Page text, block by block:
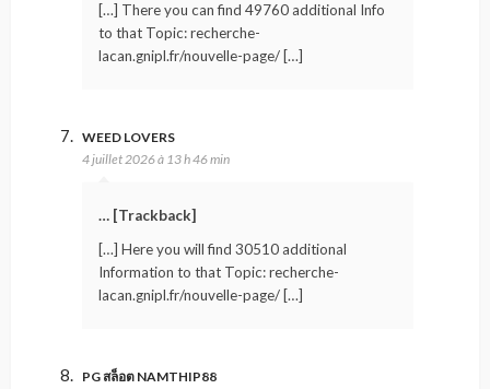
[…] There you can find 49760 additional Info
to that Topic: recherche-
lacan.gnipl.fr/nouvelle-page/ […]
WEED LOVERS
4 juillet 2026 à 13 h 46 min
… [Trackback]
[…] Here you will find 30510 additional
Information to that Topic: recherche-
lacan.gnipl.fr/nouvelle-page/ […]
PG สล็อต NAMTHIP88